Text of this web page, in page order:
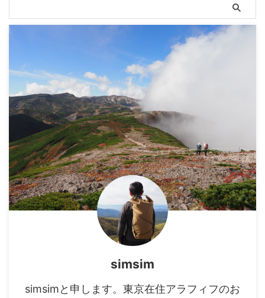
simsim
simsimと申します。東京在住アラフィフのお